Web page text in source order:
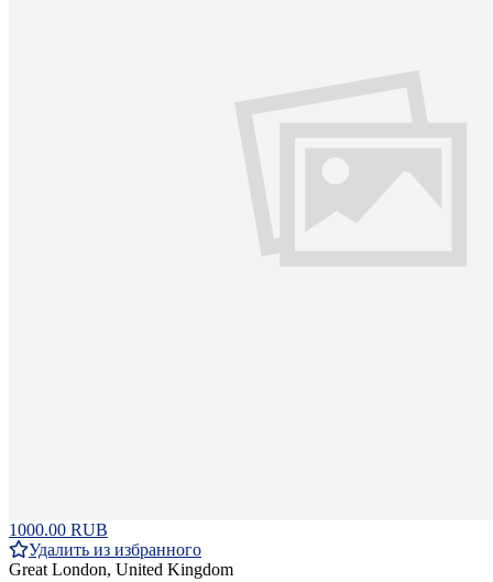
1000.00 RUB
Удалить из избранного
Great London, United Kingdom